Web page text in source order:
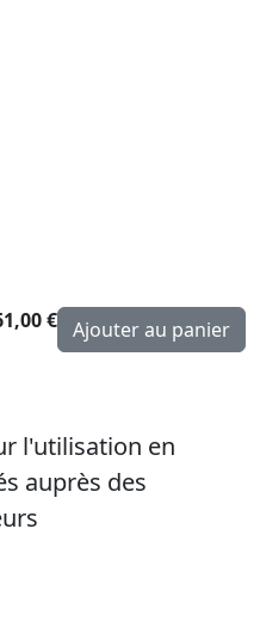
€
l'utilisation en
auprès des